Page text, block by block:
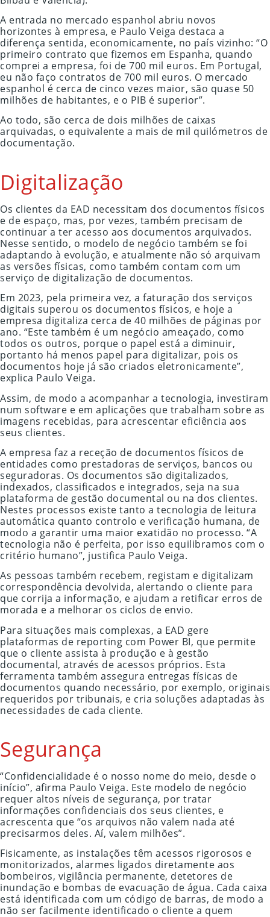
A entrada no mercado espanhol abriu novos
horizontes à empresa, e Paulo Veiga destaca a
diferença sentida, economicamente, no país vizinho: “O
primeiro contrato que fizemos em Espanha, quando
comprei a empresa, foi de 700 mil euros. Em Portugal,
eu não faço contratos de 700 mil euros. O mercado
espanhol é cerca de cinco vezes maior, são quase 50
milhões de habitantes, e o PIB é superior”.
Ao todo, são cerca de dois milhões de caixas
arquivadas, o equivalente a mais de mil quilómetros de
documentação.
Digitalização
Os clientes da EAD necessitam dos documentos físicos
e de espaço, mas, por vezes, também precisam de
continuar a ter acesso aos documentos arquivados.
Nesse sentido, o modelo de negócio também se foi
adaptando à evolução, e atualmente não só arquivam
as versões físicas, como também contam com um
serviço de digitalização de documentos.
Em 2023, pela primeira vez, a faturação dos serviços
digitais superou os documentos físicos, e hoje a
empresa digitaliza cerca de 40 milhões de páginas por
ano. “Este também é um negócio ameaçado, como
todos os outros, porque o papel está a diminuir,
portanto há menos papel para digitalizar, pois os
documentos hoje já são criados eletronicamente”,
explica Paulo Veiga.
Assim, de modo a acompanhar a tecnologia, investiram
num software e em aplicações que trabalham sobre as
imagens recebidas, para acrescentar eficiência aos
seus clientes.
A empresa faz a receção de documentos físicos de
entidades como prestadoras de serviços, bancos ou
seguradoras. Os documentos são digitalizados,
indexados, classificados e integrados, seja na sua
plataforma de gestão documental ou na dos clientes.
Nestes processos existe tanto a tecnologia de leitura
automática quanto controlo e verificação humana, de
modo a garantir uma maior exatidão no processo. “A
tecnologia não é perfeita, por isso equilibramos com o
critério humano”, justifica Paulo Veiga.
As pessoas também recebem, registam e digitalizam
correspondência devolvida, alertando o cliente para
que corrija a informação, e ajudam a retificar erros de
morada e a melhorar os ciclos de envio.
Para situações mais complexas, a EAD gere
plataformas de reporting com Power BI, que permite
que o cliente assista à produção e à gestão
documental, através de acessos próprios. Esta
ferramenta também assegura entregas físicas de
documentos quando necessário, por exemplo, originais
requeridos por tribunais, e cria soluções adaptadas às
necessidades de cada cliente.
Segurança
“Confidencialidade é o nosso nome do meio, desde o
início”, afirma Paulo Veiga. Este modelo de negócio
requer altos níveis de segurança, por tratar
informações confidenciais dos seus clientes, e
acrescenta que “os arquivos não valem nada até
precisarmos deles. Aí, valem milhões”.
Fisicamente, as instalações têm acessos rigorosos e
monitorizados, alarmes ligados diretamente aos
bombeiros, vigilância permanente, detetores de
inundação e bombas de evacuação de água. Cada caixa
está identificada com um código de barras, de modo a
não ser facilmente identificado o cliente a quem